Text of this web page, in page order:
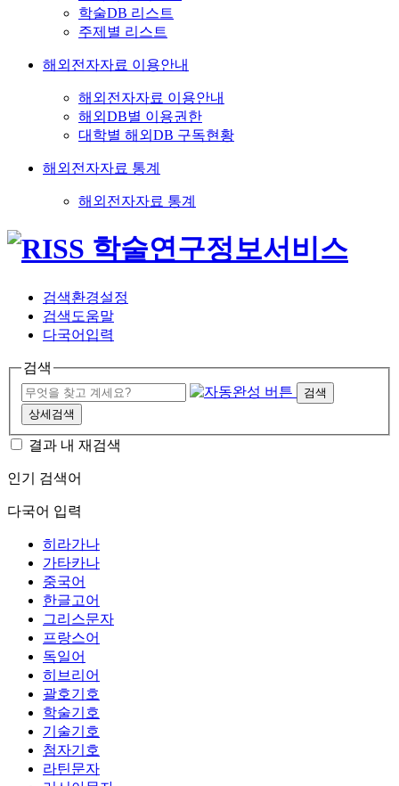
학술DB 리스트
주제별 리스트
해외전자자료 이용안내
해외전자자료 이용안내
해외DB별 이용권한
대학별 해외DB 구독현황
해외전자자료 통계
해외전자자료 통계
검색환경설정
검색도움말
다국어입력
검색
검색
상세검색
결과 내 재검색
인기 검색어
다국어 입력
히라가나
가타카나
중국어
한글고어
그리스문자
프랑스어
독일어
히브리어
괄호기호
학술기호
기술기호
첨자기호
라틴문자